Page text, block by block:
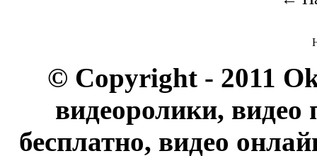
© Copyright - 2011
видеоролики, видео
бесплатно, видео